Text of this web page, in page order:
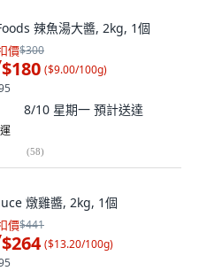
辣魚湯大醬, 2kg, 1個
價$300
$180 ($9.00/100g)
8/10 星期一 預計送達
(58)
燉雞醬, 2kg, 1個
價$441
$264 ($13.20/100g)